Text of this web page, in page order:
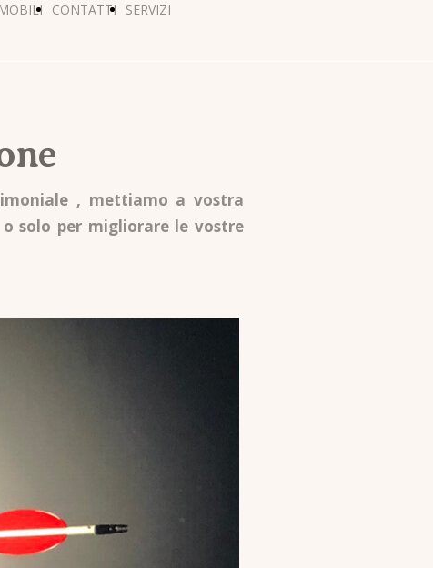
CONTATTI SERVIZI
, mettiamo a vostra
solo per migliorare le vostre